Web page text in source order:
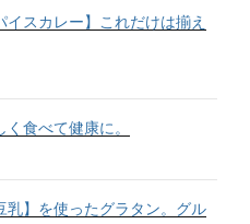
イスカレー】これだけは揃え
食べて健康に。
乳】を使ったグラタン。グル